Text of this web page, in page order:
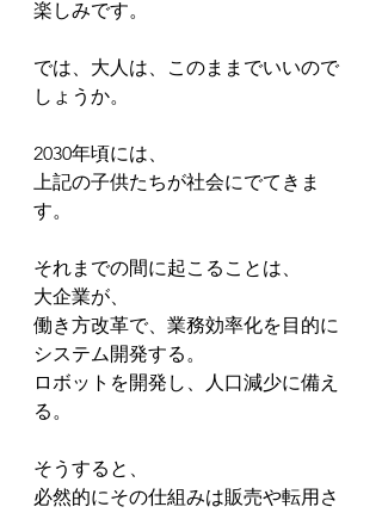
楽しみです。
では、大人は、このままでいいので
しょうか。
2030年頃には、
上記の子供たちが社会にでてきま
す。
それまでの間に起こることは、
大企業が、
働き方改革で、業務効率化を目的に
システム開発する。
ロボットを開発し、人口減少に備え
る。
そうすると、
必然的にその仕組みは販売や転用さ